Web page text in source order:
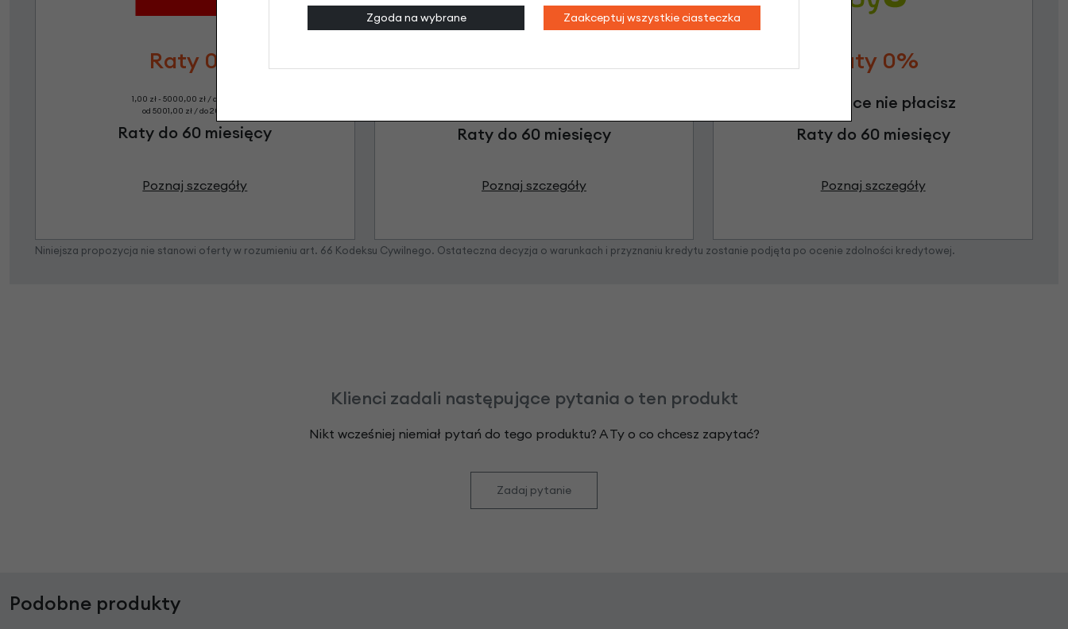
Raty 0%
1,00 zł - 5000,00 zł / do 10 rat 0%
od 5001,00 zł / do 20 rat 0%
Raty do 60 miesięcy
Poznaj szczegóły
Raty 0%
Raty do 60 miesięcy
Poznaj szczegóły
Raty 0%
3 miesiące nie płacisz
Raty do 60 miesięcy
Poznaj szczegóły
Niniejsza propozycja nie stanowi oferty w rozumieniu art. 66 Kodeksu Cywilnego. Ostateczna decyzja o warunkach i przyznaniu kredytu zostanie podjęta po ocenie zdolności kredytowej.
Klienci zadali następujące pytania o ten produkt
Nikt wcześniej niemiał pytań do tego produktu? A Ty o co chcesz zapytać?
Zadaj pytanie
Podobne produkty
Zgoda na wybrane Zaakceptuj wszystkie ciasteczka